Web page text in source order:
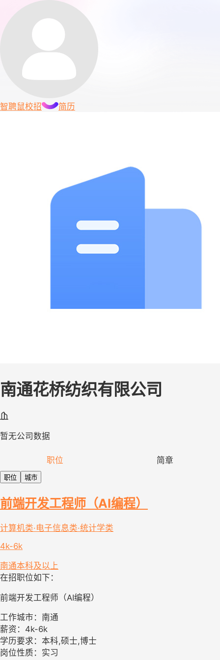
智聘鼠校招 简历
南通花桥纺织有限公司
暂无公司数据
职位 简章
职位 城市
前端开发工程师（AI编程）
计算机类·电子信息类·统计学类
4k-6k
南通本科及以上
在招职位如下：
前端开发工程师（AI编程）
工作城市：南通
薪资：4k-6k
学历要求：本科,硕士,博士
岗位性质：实习